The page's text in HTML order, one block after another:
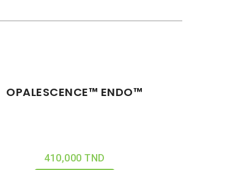
OPALESCENCE™ ENDO™
410,000 TND